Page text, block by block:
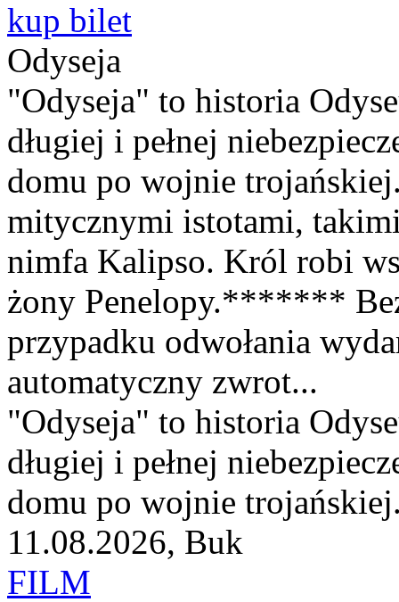
kup bilet
Odyseja
"Odyseja" to historia
długiej i pełnej
domu po wojnie
mitycznymi istotami,
nimfa Kalipso. Król robi
żony Penelopy.*******
przypadku odwołania
automatyczny zwrot...
"Odyseja" to historia
długiej i pełnej
domu po wojnie
11.08.2026, Buk
FILM